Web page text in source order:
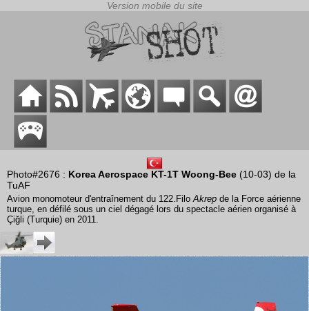
Photo#2676 : Korea Aerospace KT-1T Woong-Bee (10-03) de la
TuAF
Avion monomoteur d'entraînement du 122.FiloAkrep de la Force aérienne
turque, en défilé sous un ciel dégagé lors du spectacle aérien organisé à
Çiğli (Turquie) en 2011.